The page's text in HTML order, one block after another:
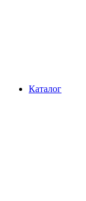
Каталог